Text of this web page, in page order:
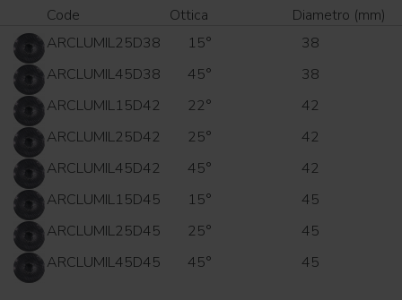
Code Ottica
Diametro (mm)
ARCLUMIL25D38
15°
38
ARCLUMIL45D38
45°
38
ARCLUMIL15D42
22°
42
ARCLUMIL25D42
25°
42
ARCLUMIL45D42
45°
42
ARCLUMIL15D45
15°
45
ARCLUMIL25D45
25°
45
ARCLUMIL45D45
45° 45